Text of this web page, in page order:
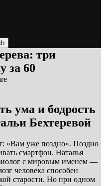
три
за 60
ума и бодрость
Бехтеревой
«Вам уже поздно». Поздно
смартфон. Наталья
с мировым именем —
человека способен
старости. Но при одном